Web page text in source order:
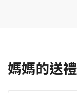
媽媽的送